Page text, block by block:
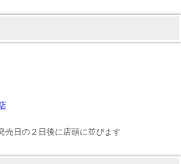
売日の２日後に店頭に並びます